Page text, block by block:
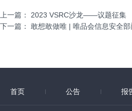
上一篇： 2023 VSRC沙龙——议题征集
下一篇： 敢想敢做唯 | 唯品会信息安全
首页 公告 报